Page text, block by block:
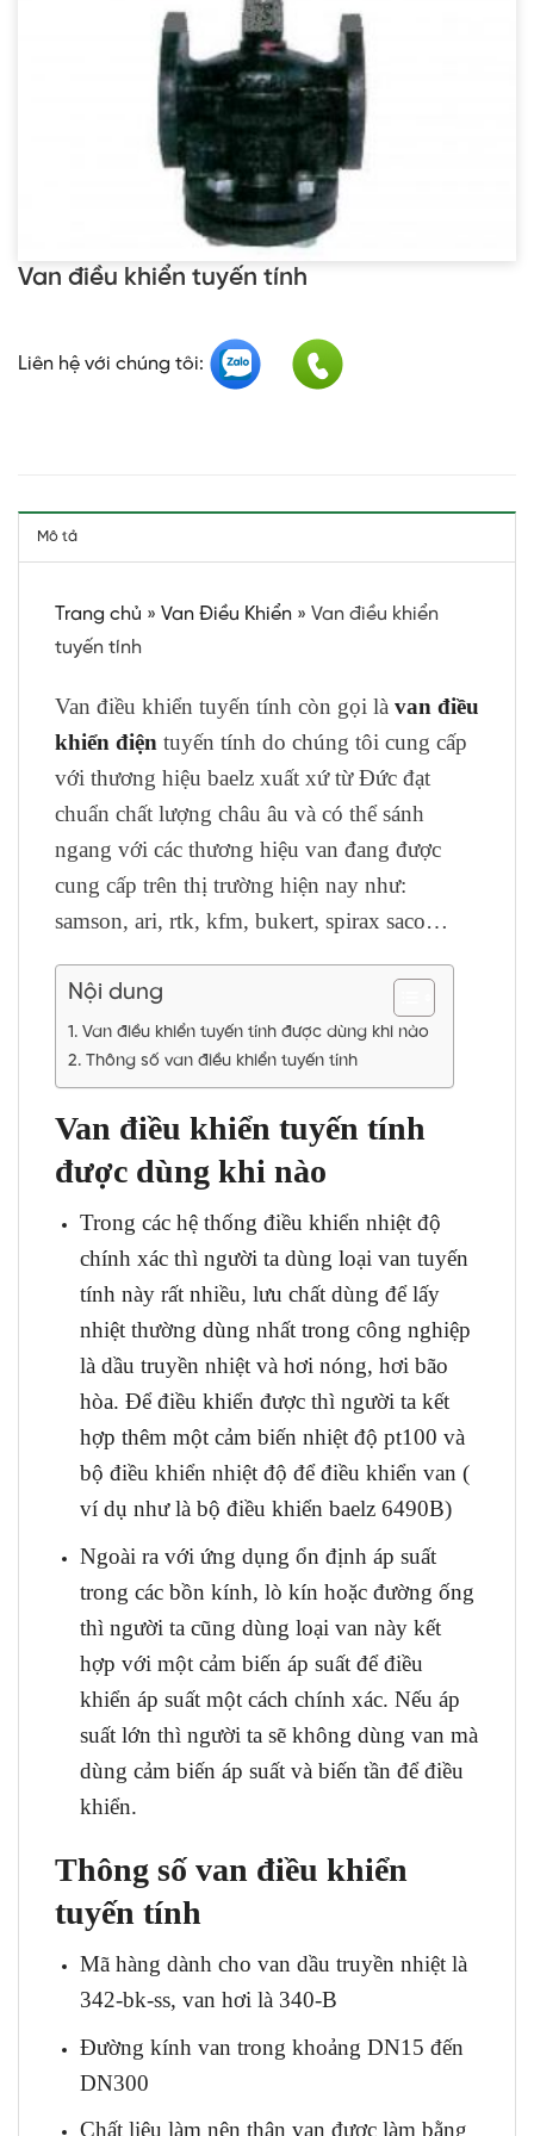
Van điều khiển tuyến tính
Liên hệ với chúng tôi:
Mô tả
Trang chủ » Van Điều Khiển » Van điều khiển
tuyến tính
Van điều khiển tuyến tính còn gọi là van điều
khiển điện tuyến tính do chúng tôi cung cấp
với thương hiệu baelz xuất xứ từ Đức đạt
chuẩn chất lượng châu âu và có thể sánh
ngang với các thương hiệu van đang được
cung cấp trên thị trường hiện nay như:
samson, ari, rtk, kfm, bukert, spirax saco…
Nội dung
Van điều khiển tuyến tính được dùng khi nào
Thông số van điều khiển tuyến tính
Van điều khiển tuyến tính
được dùng khi nào
Trong các hệ thống điều khiển nhiệt độ
chính xác thì người ta dùng loại van tuyến
tính này rất nhiều, lưu chất dùng để lấy
nhiệt thường dùng nhất trong công nghiệp
là dầu truyền nhiệt và hơi nóng, hơi bão
hòa. Để điều khiển được thì người ta kết
hợp thêm một cảm biến nhiệt độ pt100 và
bộ điều khiển nhiệt độ để điều khiển van (
ví dụ như là bộ điều khiển baelz 6490B)
Ngoài ra với ứng dụng ổn định áp suất
trong các bồn kính, lò kín hoặc đường ống
thì người ta cũng dùng loại van này kết
hợp với một cảm biến áp suất để điều
khiển áp suất một cách chính xác. Nếu áp
suất lớn thì người ta sẽ không dùng van mà
dùng cảm biến áp suất và biến tần để điều
khiển.
Thông số van điều khiển
tuyến tính
Mã hàng dành cho van dầu truyền nhiệt là
342-bk-ss, van hơi là 340-B
Đường kính van trong khoảng DN15 đến
DN300
Chất liệu làm nên thân van được làm bằng